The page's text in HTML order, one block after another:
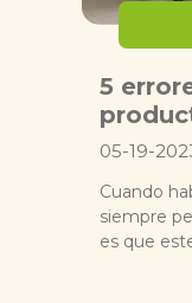
5
05-19-
Cuando
siempre
es que